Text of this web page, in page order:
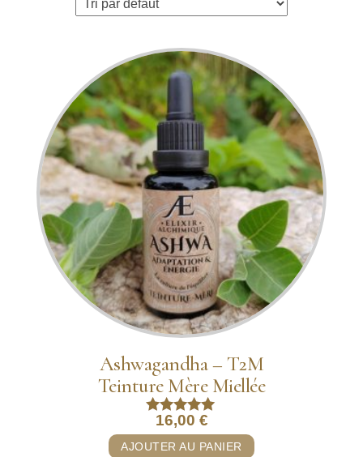
Ashwagandha – T2M
Teinture Mère Miellée
Note
5.00
sur 5
16,00 €
AJOUTER AU PANIER